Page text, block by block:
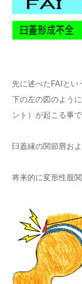
先に述べたFAIとい
下の左の図のよう
ント）が起こる事で
臼蓋縁の関節唇お
将来的に変形性股